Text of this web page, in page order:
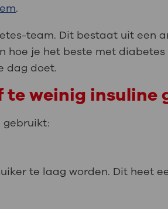
.
team. Dit bestaat uit een
hoe je het beste met diabetes
dag doet.
te weinig insuline
gebruikt:
te laag worden. Dit heet